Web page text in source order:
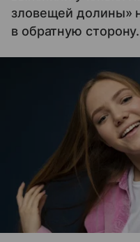
зловещей долины»
в обратную